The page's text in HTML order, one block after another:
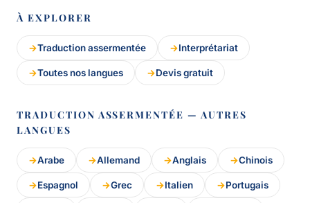
À EXPLORER
Traduction assermentée Interprétariat
Toutes nos langues Devis gratuit
TRADUCTION ASSERMENTÉE — AUTRES
LANGUES
Arabe Allemand Anglais Chinois
Espagnol Grec Italien Portugais